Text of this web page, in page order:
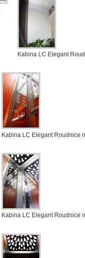
Kabina LC Elegant
Kabina LC Elegant Roudnice
Kabina LC Elegant Roudnice